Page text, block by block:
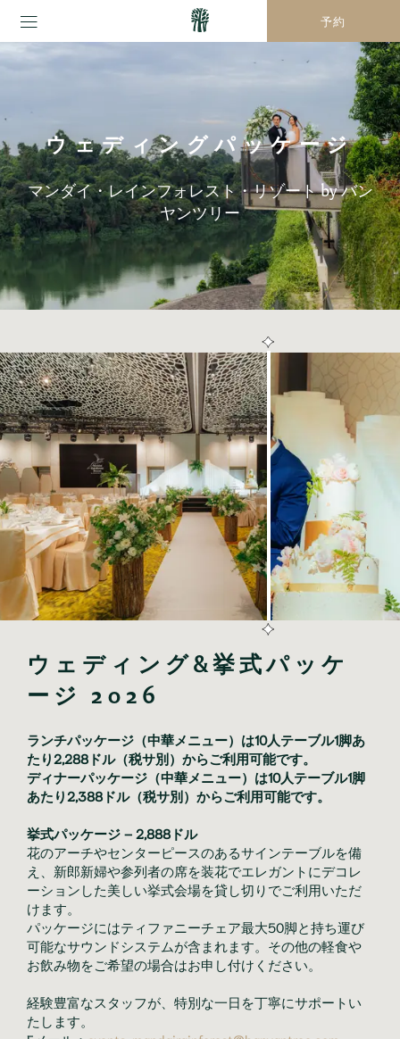
予約
ウェディングパッケージ
マンダイ・レインフォレスト・リゾート by バン
ヤンツリー
ウェディング&挙式パッケ
ージ 2026
ランチパッケージ（中華メニュー）は10人テーブル1脚あ
たり2,288ドル（税サ別）からご利用可能です。
ディナーパッケージ（中華メニュー）は10人テーブル1脚
あたり2,388ドル（税サ別）からご利用可能です。
挙式パッケージ – 2,888ドル
花のアーチやセンターピースのあるサインテーブルを備
え、新郎新婦や参列者の席を装花でエレガントにデコレ
ーションした美しい挙式会場を貸し切りでご利用いただ
けます。
パッケージにはティファニーチェア最大50脚と持ち運び
可能なサウンドシステムが含まれます。その他の軽食や
お飲み物をご希望の場合はお申し付けください。
経験豊富なスタッフが、特別な一日を丁寧にサポートい
たします。